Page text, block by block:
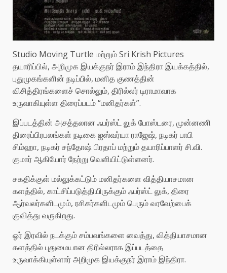
Studio Moving Turtle மற்றும் Sri Krish Pictures
தயாரிப்பில், அறிமுக இயக்குநர் இராம் இந்திரா இயக்கத்தில்,
புதுமுகங்களின் நடிப்பில், மனித குணத்தின்
விசித்திரங்களைச் சொல்லும், திரில்லர் டிராமாவாக
உருவாகியுள்ள திரைப்படம் “மனிதர்கள்”.
இப்படத்தின் அசத்தலான ஃபர்ஸ்ட் லுக் போஸ்டரை, முன்னணி
திரைப்பிரபலங்கள் நடிகை ஐஸ்வர்யா ராஜேஷ், நடிகர் பாபி
சிம்ஹா, நடிகர் சந்தோஷ் பிரதாப் மற்றும் தயாரிப்பாளர் சி.வி.
குமார் ஆகியோர் நேற்று வெளியிட்டுள்ளனர்.
சகதிக்குள் மல்லுக்கட்டும் மனிதர்களை வித்தியாசமான
களத்தில், காட்சிப்படுத்தியிருக்கும் ஃபர்ஸ்ட் லுக், திரை
ஆர்வலர்களிடமும், ரசிகர்களிடமும் பெரும் வரவேற்பைக்
குவித்து வருகிறது.
ஓர் இரவில் நடக்கும் சம்பவங்களை வைத்து, வித்தியாசமான
களத்தில் புதுமையான திரில்லராக இப்படத்தை
உருவாக்கியுள்ளார் அறிமுக இயக்குநர் இராம் இந்திரா.